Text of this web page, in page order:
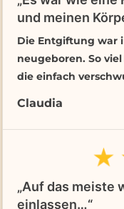
und meinen
Die Entgiftung war
neugeboren. So
die einfach
Claudia
„Auf das meiste
einlassen…“